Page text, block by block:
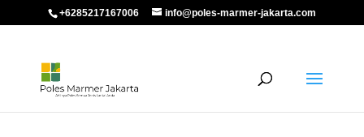
+6285217167006 info@poles-marmer-jakarta.com